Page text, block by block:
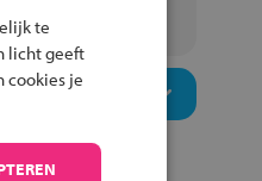
te
licht geeft
cookies je